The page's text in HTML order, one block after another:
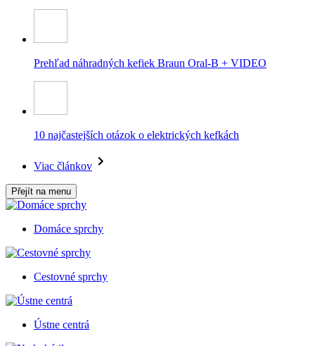
Prehľad náhradných kefiek Braun Oral-B + VIDEO
10 najčastejších otázok o elektrických kefkách
Viac článkov
Přejít na menu
Domáce sprchy
Cestovné sprchy
Ústne centrá